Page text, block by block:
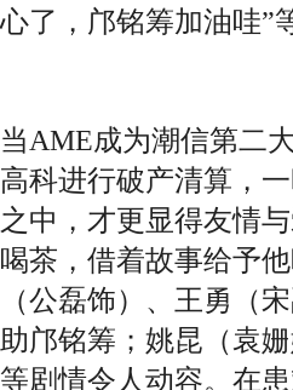
心了，邝铭筹加油哇”
当AME成为潮信第二
高科进行破产清算，
之中，才更显得友情
喝茶，借着故事给予
（公磊饰）、王勇（
助邝铭筹；姚昆（袁
等剧情令人动容。在